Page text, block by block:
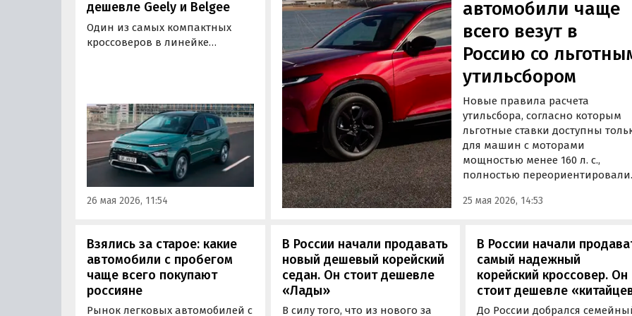
дешевле Geely и Belgee
Один из самых компактных
кроссоверов в линейке
ходе мониторинга объявлений
в классифайдах, в продаже
пока есть минимум три
автомобиля, и все они уже в
наличии по цене от 2 320 000
рублей, выяснили
«Автоновости дня».
26 мая 2026, 11:54
автомобили чаще
всего везут в
Россию со
утильсбором
Новые правила расчета
утильсбора, согласно которым
льготные ставки доступны
для машин с моторами
мощностью менее 160 л. с.,
полностью переориентировали
Какие автомобили со льготным
автоэксперт Сергей Целиков.
25 мая 2026, 14:53
Взялись за старое: какие
автомобили с пробегом
чаще всего покупают
россияне
Рынок легковых автомобилей с
В России начали продавать
новый дешевый корейский
седан. Он стоит дешевле
«Лады»
В силу того, что из нового за
В России начали
самый надежный
корейский кроссовер. Он
стоит дешевле
До России добрался